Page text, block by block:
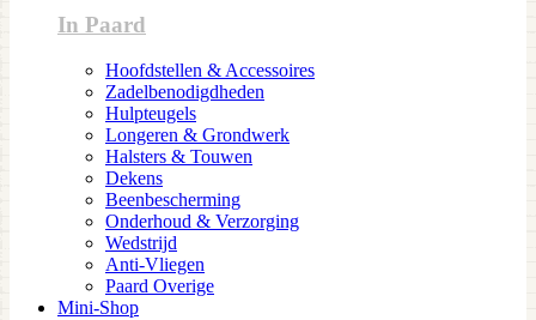
In Paard
Hoofdstellen & Accessoires
Zadelbenodigdheden
Hulpteugels
Longeren & Grondwerk
Halsters & Touwen
Dekens
Beenbescherming
Onderhoud & Verzorging
Wedstrijd
Anti-Vliegen
Paard Overige
Mini-Shop